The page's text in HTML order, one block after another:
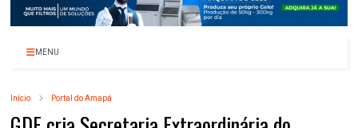
MENU
Início Portal do Amapá